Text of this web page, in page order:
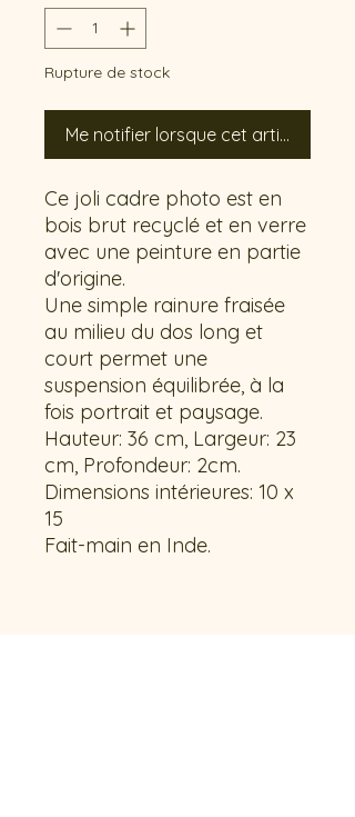
Rupture de stock
Me notifier lorsque cet article est
Ce joli cadre photo est en
bois brut recyclé et en verre
avec une peinture en partie
d'origine.
Une simple rainure fraisée
au milieu du dos long et
court permet une
suspension équilibrée, à la
fois portrait et paysage.
Hauteur: 36 cm, Largeur: 23
cm, Profondeur: 2cm.
Dimensions intérieures: 10 x
15
Fait-main en Inde.